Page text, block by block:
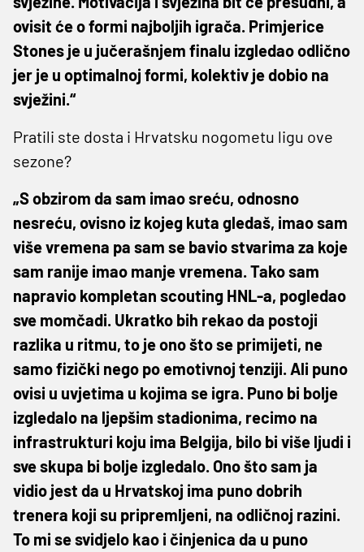
ovisit će o formi najboljih igrača. Primjerice
Stones je u jučerašnjem finalu izgledao odlično
jer je u optimalnoj formi, kolektiv je dobio na
svježini.“
Pratili ste dosta i Hrvatsku nogometu ligu ove
sezone?
„S obzirom da sam imao sreću, odnosno
nesreću, ovisno iz kojeg kuta gledaš, imao sam
više vremena pa sam se bavio stvarima za koje
sam ranije imao manje vremena. Tako sam
napravio kompletan scouting HNL-a, pogledao
sve momčadi. Ukratko bih rekao da postoji
razlika u ritmu, to je ono što se primijeti, ne
samo fizički nego po emotivnoj tenziji. Ali puno
ovisi u uvjetima u kojima se igra. Puno bi bolje
izgledalo na ljepšim stadionima, recimo na
infrastrukturi koju ima Belgija, bilo bi više ljudi i
sve skupa bi bolje izgledalo. Ono što sam ja
vidio jest da u Hrvatskoj ima puno dobrih
trenera koji su pripremljeni, na odličnoj razini.
To mi se svidjelo kao i činjenica da u puno